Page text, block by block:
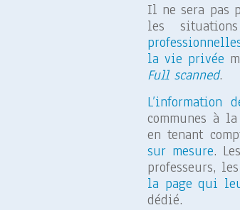
Il ne sera pas
les
la vie privée
Full scanned.
L’information
communes à
en tenant
sur mesure.
professeurs,
la page qui
dédié.